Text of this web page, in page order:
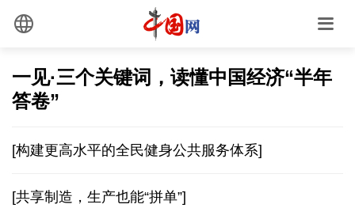
一见·三个关键词，读懂中国经济“半年
答卷”
[构建更高水平的全民健身公共服务体系]
[共享制造，生产也能“拼单”]